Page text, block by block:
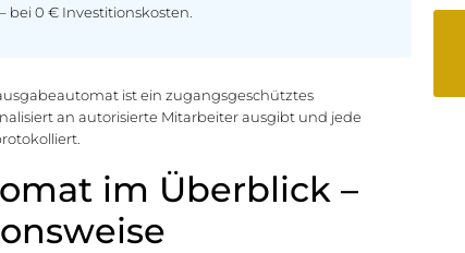
bei 0 € Investitionskosten.
ist ein zugangsgeschütztes
an autorisierte Mitarbeiter ausgibt und jede
im Überblick –